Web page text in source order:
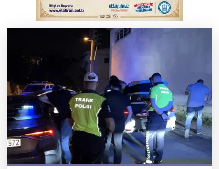
Osmangazi’de iş arayanlara destek